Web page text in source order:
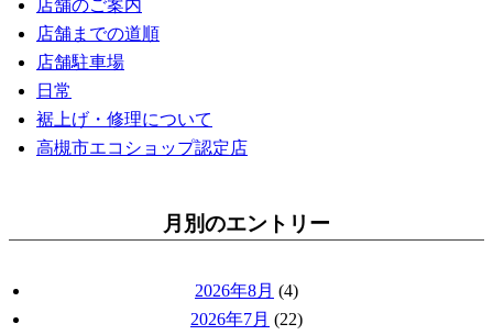
店舗のご案内
店舗までの道順
店舗駐車場
日常
裾上げ・修理について
高槻市エコショップ認定店
月別のエントリー
2026年8月 (4)
2026年7月 (22)